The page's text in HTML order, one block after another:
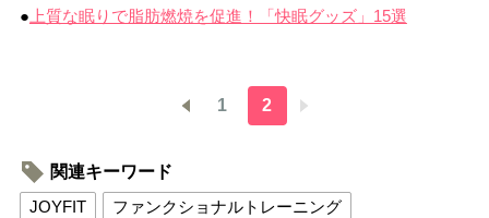
●上質な眠りで脂肪燃焼を促進！「快眠グッズ」15選
1 2
関連キーワード
JOYFIT
ファンクショナルトレーニング